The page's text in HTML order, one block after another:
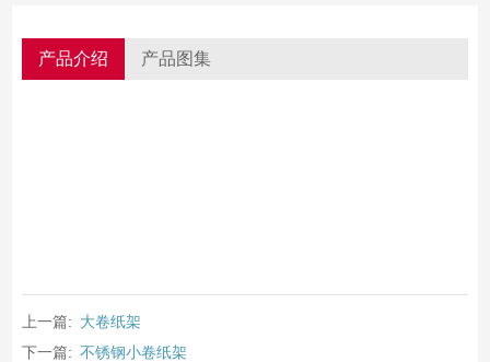
产品介绍 产品图集
上一篇: 大卷纸架
下一篇: 不锈钢小卷纸架